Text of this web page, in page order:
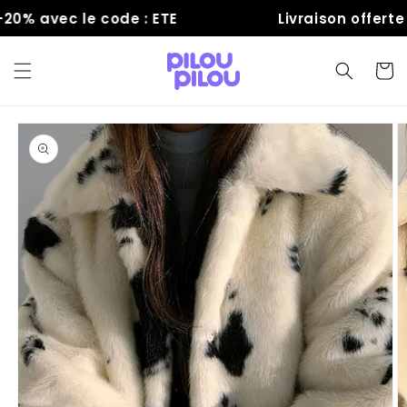
passer
au
avec le code : ETE Livraison offerte
Panier
Passer aux
informations
produits